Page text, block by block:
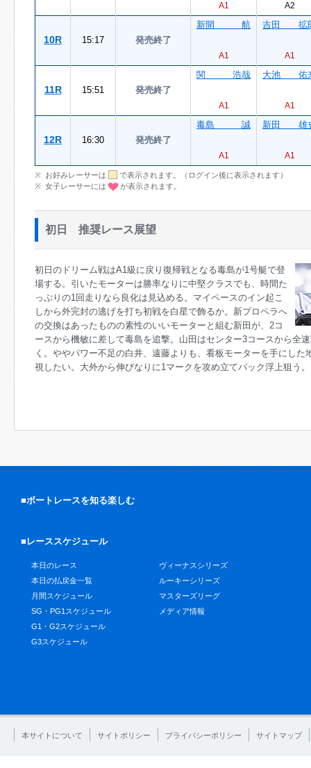
A1 A2
10R 15:17 発売終了
新開 航
A1
吉田 拡
A1
11R 15:51 発売終了
関 浩哉
A1
大池 佑
A1
12R 16:30 発売終了
毒島 誠
A1
新田 雄
A1
お好みレーサーは
で表示されます。（ログイン後に表示されます）
女子レーサーには
が表示されます。
初日 推奨レース展望
初日のドリーム戦はA1級に戻り復帰戦となる毒島が1号艇で登
場する。引いたモーターは勝率なりに中堅クラスでも、時間た
っぷりの1回走りなら良化は見込める。マイペースのイン起こ
しから外完封の逃げを打ち初戦を白星で飾るか。新プロペラへ
の交換はあったものの素性のいいモーターと組む新田が、2コ
ースから機敏に差して毒島を追撃。山田はセンター3コースから全
く。ややパワー不足の白井、遠藤よりも、看板モーターを手にした
視したい。大外から伸びなりに1マークを攻め立てバック浮上狙う。
■ボートレースを知る楽しむ
■レーススケジュール
本日のレース
本日の払戻金一覧
月間スケジュール
SG・PG1スケジュール
G1・G2スケジュール
G3スケジュール
ヴィーナスシリーズ
ルーキーシリーズ
マスターズリーグ
メディア情報
本サイトについて サイトポリシー プライバシーポリシー サイトマップ